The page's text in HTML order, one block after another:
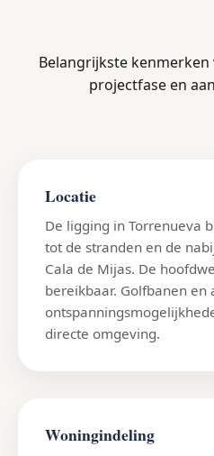
Belangrijkste
projectfase en
Locatie
De ligging in Torrenueva
tot de stranden en de
Cala de Mijas. De
bereikbaar. Golfbanen en
directe omgeving.
Woningindeling